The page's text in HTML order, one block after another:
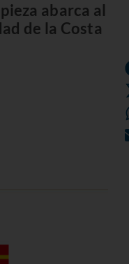
abarca al
de la Costa